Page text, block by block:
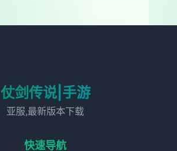
仗剑传说|手游
亚服,最新版本下载
快速导航